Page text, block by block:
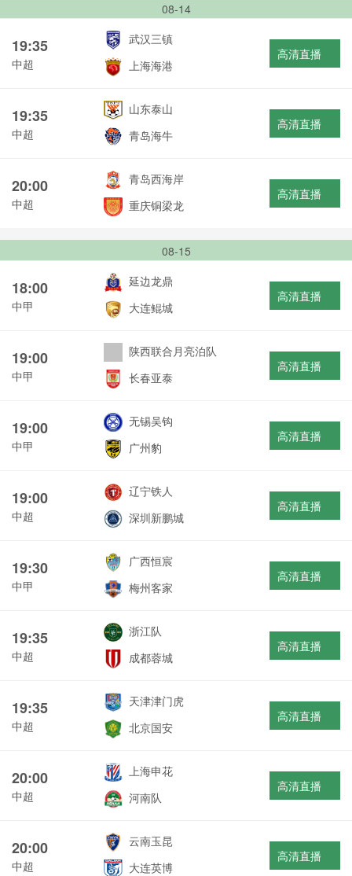
08-14
19:35
中超
武汉三镇
上海海港
高清直播
19:35
中超
山东泰山
青岛海牛
高清直播
20:00
中超
青岛西海岸
重庆铜梁龙
高清直播
08-15
18:00
中甲
延边龙鼎
大连鲲城
高清直播
19:00
中甲
陕西联合月亮泊队
长春亚泰
高清直播
19:00
中甲
无锡吴钩
广州豹
高清直播
19:00
中超
辽宁铁人
深圳新鹏城
高清直播
19:30
中甲
广西恒宸
梅州客家
高清直播
19:35
中超
浙江队
成都蓉城
高清直播
19:35
中超
天津津门虎
北京国安
高清直播
20:00
中超
上海申花
河南队
高清直播
20:00
中超
云南玉昆
大连英博
高清直播